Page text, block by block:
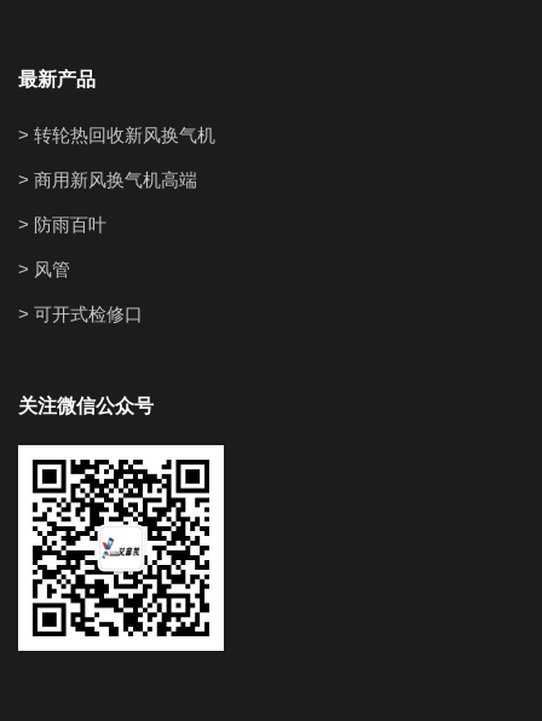
最新产品
> 转轮热回收新风换气机
> 商用新风换气机高端
> 防雨百叶
> 风管
> 可开式检修口
关注微信公众号